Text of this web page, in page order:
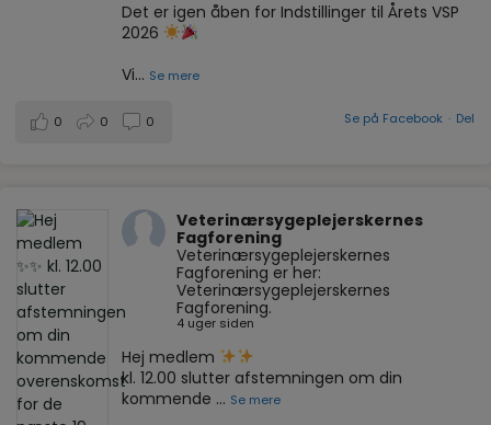
Det er igen åben for Indstillinger til Årets VSP
2026
Vi... Se mere
Se på Facebook · Del
0 0 0
Veterinærsygeplejerskernes
Fagforening
Veterinærsygeplejerskernes
Fagforening er her:
Veterinærsygeplejerskernes
Fagforening.
4 uger siden
Hej medlem
kl. 12.00 slutter afstemningen om din
kommende ... Se mere